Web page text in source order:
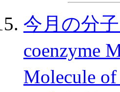
今月の分
coenzyme
Molecule